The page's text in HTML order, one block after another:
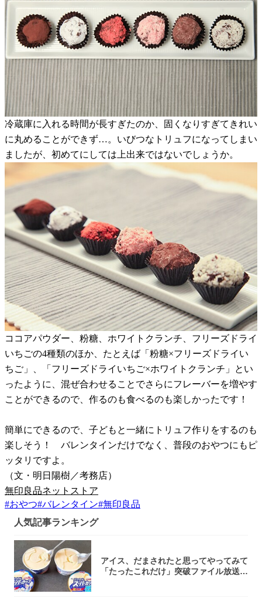
冷蔵庫に入れる時間が長すぎたのか、固くなりすぎてきれい
に丸めることができず…。いびつなトリュフになってしまい
ましたが、初めてにしては上出来ではないでしょうか。
ココアパウダー、粉糖、ホワイトクランチ、フリーズドライ
いちごの4種類のほか、たとえば「粉糖×フリーズドライい
ちご」、「フリーズドライいちご×ホワイトクランチ」とい
ったように、混ぜ合わせることでさらにフレーバーを増やす
ことができるので、作るのも食べるのも楽しかったです！
簡単にできるので、子どもと一緒にトリュフ作りをするのも
楽しそう！ バレンタインだけでなく、普段のおやつにもピ
ッタリですよ。
（文・明日陽樹／考務店）
無印良品ネットストア
#おやつ#バレンタイン#無印良品
人気記事ランキング
アイス、だまされたと思ってやってみて
「たったこれだけ」突破ファイル放送で